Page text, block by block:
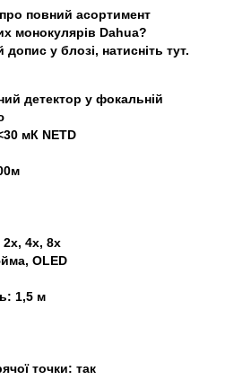
повний асортимент
монокулярів Dahua?
у блозі, натисніть тут.
детектор у фокальній
мК NETD
4x, 8x
OLED
1,5 м
точки: так